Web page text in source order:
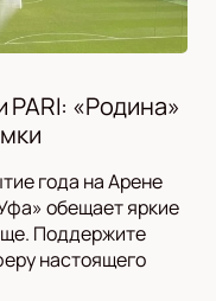
«Родина»
года на Арене
обещает яркие
Поддержите
настоящего